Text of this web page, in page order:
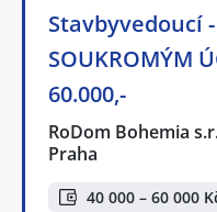
Stavbyvedoucí
SOUKROMÝM
60.000,-
RoDom Bohemia
Praha
40 000 – 60 000